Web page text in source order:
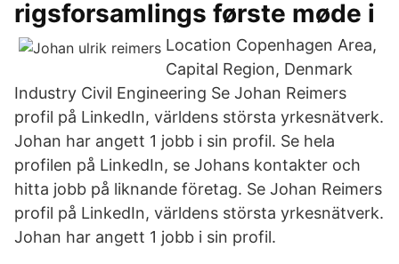
rigsforsamlings første møde i
Location Copenhagen Area,
Capital Region, Denmark
Industry Civil Engineering Se Johan Reimers
profil på LinkedIn, världens största yrkesnätverk.
Johan har angett 1 jobb i sin profil. Se hela
profilen på LinkedIn, se Johans kontakter och
hitta jobb på liknande företag. Se Johan Reimers
profil på LinkedIn, världens största yrkesnätverk.
Johan har angett 1 jobb i sin profil.